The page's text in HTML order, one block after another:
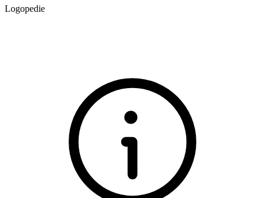
Logopedie